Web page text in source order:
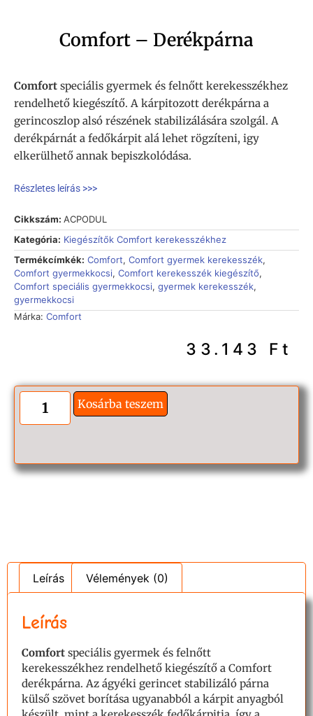
Comfort – Derékpárna
Comfort speciális gyermek és felnőtt kerekesszékhez
rendelhető kiegészítő. A kárpitozott derékpárna a
gerincoszlop alsó részének stabilizálására szolgál. A
derékpárnát a fedőkárpit alá lehet rögzíteni, igy
elkerülhető annak bepiszkolódása.
Részletes leírás >>>
Cikkszám: ACPODUL
Kategória: Kiegészítők Comfort kerekesszékhez
Termékcímkék: Comfort, Comfort gyermek kerekesszék,
Comfort gyermekkocsi, Comfort kerekesszék kiegészítő,
Comfort speciális gyermekkocsi, gyermek kerekesszék,
gyermekkocsi
Márka: Comfort
33.143 Ft
Kosárba teszem
Leírás Vélemények (0)
Leírás
Comfort speciális gyermek és felnőtt
kerekesszékhez rendelhető kiegészítő a Comfort
derékpárna. Az ágyéki gerincet stabilizáló párna
külső szövet borítása ugyanabból a kárpit anyagból